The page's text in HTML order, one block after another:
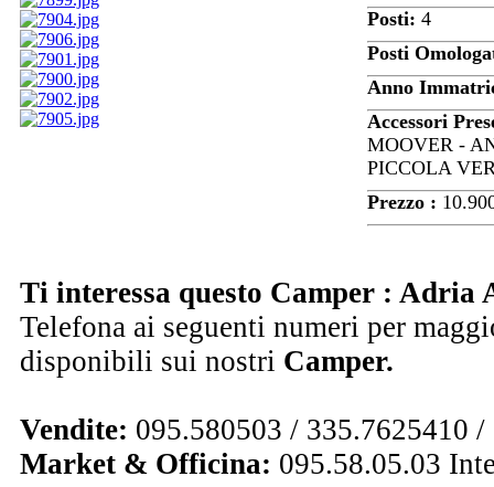
Posti: 4
Posti
Anno
Accessori
MOOVER -
PICCOLA
Prezzo :
Ti interessa questo Camper : Adria
Telefona ai seguenti numeri per
disponibili sui nostri Camper.
Vendite: 095.580503 / 335.7625410
Market & Officina: 095.58.05.03